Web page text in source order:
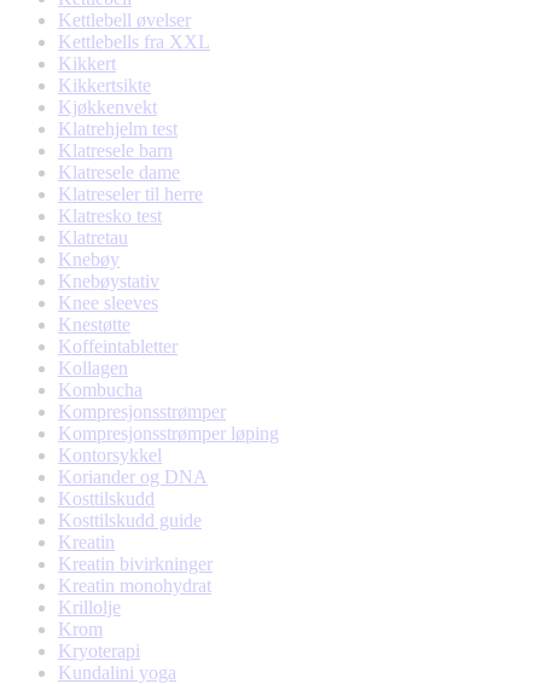
Kettlebell øvelser
Kettlebells fra XXL
Kikkert
Kikkertsikte
Kjøkkenvekt
Klatrehjelm test
Klatresele barn
Klatresele dame
Klatreseler til herre
Klatresko test
Klatretau
Knebøy
Knebøystativ
Knee sleeves
Knestøtte
Koffeintabletter
Kollagen
Kombucha
Kompresjonsstrømper
Kompresjonsstrømper løping
Kontorsykkel
Koriander og DNA
Kosttilskudd
Kosttilskudd guide
Kreatin
Kreatin bivirkninger
Kreatin monohydrat
Krillolje
Krom
Kryoterapi
Kundalini yoga